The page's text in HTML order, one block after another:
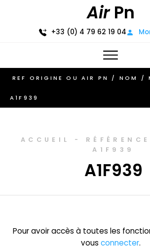
AirPn
+33 (0) 4 79 62 19 04
A1F939
ACCUEIL -
A1F939
A1F939
Pour avoir accès à toutes les
vous connecter.